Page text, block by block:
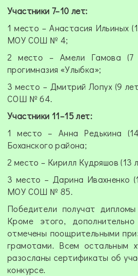
Участники 7–10 лет:
1 место – Анастасия Ильиных
МОУ СОШ № 4;
2 место – Амели Гамова (7
прогимназия «Улыбка»;
3 место – Дмитрий Лопух (9
СОШ № 64.
Участники 11–15 лет:
1 место – Анна Редькина
Боханского района;
2 место – Кирилл Кудряшов (13
3 место – Дарина Ивахненко
МОУ СОШ № 85.
Победители получат
Кроме этого,
отмечены поощрительными
грамотами. Всем остальным
разосланы сертификаты об
конкурсе.